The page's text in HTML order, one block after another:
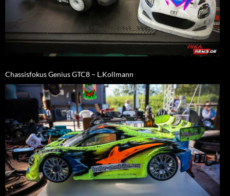
Chassisfokus Genius GTC8 – L.Kollmann